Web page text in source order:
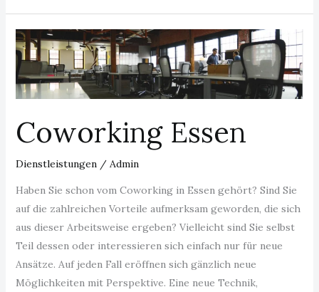
Coworking Essen
Dienstleistungen/ Admin
Haben Sie schon vom Coworking in Essen gehört? Sind Sie
auf die zahlreichen Vorteile aufmerksam geworden, die sich
aus dieser Arbeitsweise ergeben? Vielleicht sind Sie selbst
Teil dessen oder interessieren sich einfach nur für neue
Ansätze. Auf jeden Fall eröffnen sich gänzlich neue
Möglichkeiten mit Perspektive. Eine neue Technik,
Coworking
Essen